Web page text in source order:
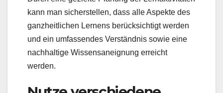
kann man sicherstellen, dass alle Aspekte des
ganzheitlichen Lernens berücksichtigt werden
und ein umfassendes Verständnis sowie eine
nachhaltige Wissensaneignung erreicht
werden.